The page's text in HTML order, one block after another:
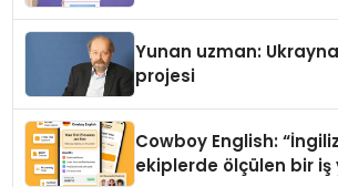
Yunan uzman:
projesi
Cowboy English:
ekiplerde ölçülen bir